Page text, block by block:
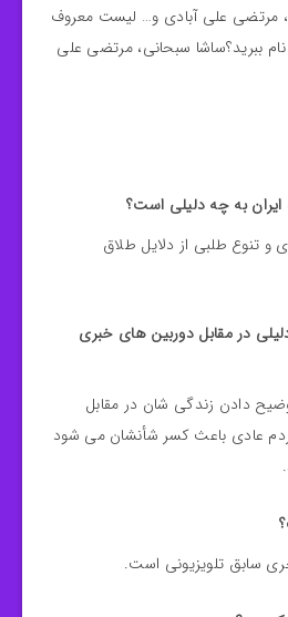
مرتضی علی آبادی و… لیست معروف
نام ببرید؟ساشا سبحانی، مرتضی علی
ایران به چه دلیلی است؟
و تنوع طلبی از دلایل طلاق
در مقابل دوربین های خبری
دادن زندگی شان در مقابل
عادی باعث کسر شأنشان می شود
سابق تلویزیونی است.